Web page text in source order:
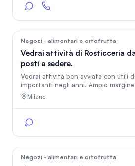
include avviamento, presenza
trattativa. Affitto trasferibile previo
proprietà.
Negozi - alimentari e ortofrutta
Vedrai attività di Rosticceria
posti a sedere.
Vedrai attività ben avviata con utili
importanti negli anni. Ampio
Milano
Negozi - alimentari e ortofrutta